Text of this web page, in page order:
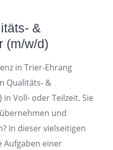
&
(m/w/d)
in Trier-Ehrang
Qualitäts- &
Voll- oder Teilzeit. Sie
und
In dieser vielseitigen
Aufgaben einer